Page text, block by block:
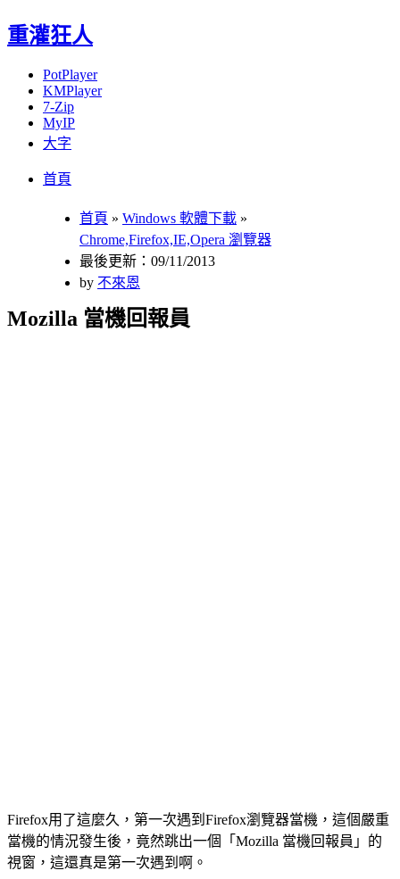
重灌狂人
PotPlayer
KMPlayer
7-Zip
MyIP
大字
首頁
首頁 » Windows 軟體下載 »
Chrome,Firefox,IE,Opera 瀏覽器
最後更新：09/11/2013
by 不來恩
Mozilla 當機回報員
Firefox用了這麼久，第一次遇到Firefox瀏覽器當機，這個嚴重
當機的情況發生後，竟然跳出一個「Mozilla 當機回報員」的
視窗，這還真是第一次遇到啊。